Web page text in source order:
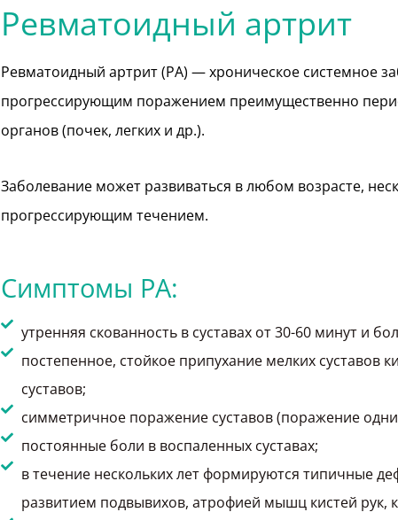
Ревматоидный артрит
Ревматоидный артрит (РА) — хроническое системное
прогрессирующим поражением преимущественно
органов (почек, легких и др.).
Заболевание может развиваться в любом возрасте,
прогрессирующим течением.
Симптомы РА:
утренняя скованность в суставах от 30-60 минут и
постепенное, стойкое припухание мелких суставов
суставов;
симметричное поражение суставов (поражение
постоянные боли в воспаленных суставах;
в течение нескольких лет формируются типичные
развитием подвывихов, атрофией мышц кистей рук,